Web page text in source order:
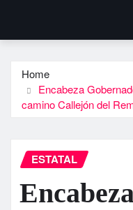
Home
Encabeza
camino Callejón del
ESTATAL